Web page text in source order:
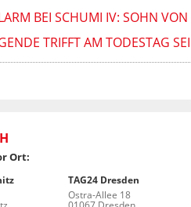
BEI SCHUMI IV: SOHN
TRIFFT AM TODESTAG
Ort:
TAG24 Dresden
Ostra-Allee 18